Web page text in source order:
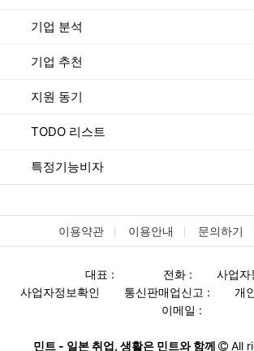
기업 분석
기업 추천
지원 동기
TODO 리스트
특정기능비자
이용약관 이용안내 문의하기
대표 : 전화 :
사업자
사업자정보확인
통신판매업신고 :
개
이메일 :
민트 - 일본 취업, 생활은 민트와 함께 All